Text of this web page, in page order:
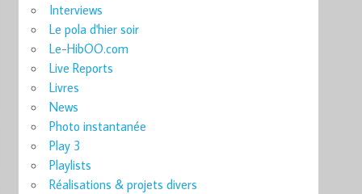
Interviews
Le pola d'hier soir
Le-HibOO.com
Live Reports
Livres
News
Photo instantanée
Play 3
Playlists
Réalisations & projets divers